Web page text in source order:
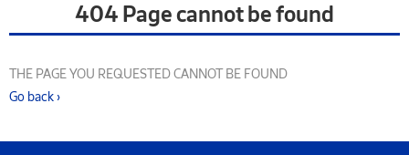
404 Page cannot be found
THE PAGE YOU REQUESTED CANNOT BE FOUND
Go back ›